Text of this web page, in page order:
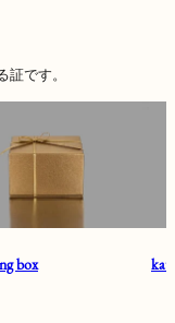
です。
box